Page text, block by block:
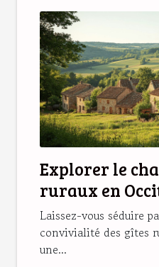
Explorer le
ruraux en
vacances
Laissez-vous séduire
convivialité des gîtes
une...